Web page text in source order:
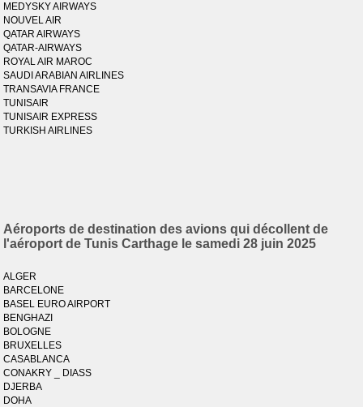
MEDYSKY AIRWAYS
NOUVEL AIR
QATAR AIRWAYS
QATAR-AIRWAYS
ROYAL AIR MAROC
SAUDI ARABIAN AIRLINES
TRANSAVIA FRANCE
TUNISAIR
TUNISAIR EXPRESS
TURKISH AIRLINES
Aéroports de destination des avions qui décollent de
l'aéroport de Tunis Carthage le samedi 28 juin 2025
ALGER
BARCELONE
BASEL EURO AIRPORT
BENGHAZI
BOLOGNE
BRUXELLES
CASABLANCA
CONAKRY _ DIASS
DJERBA
DOHA